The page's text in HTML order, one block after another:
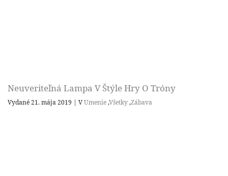
Neuveriteľná Lampa V Štýle Hry O Tróny
Vydané 21. mája 2019 | VUmenie,Všetky,Zábava